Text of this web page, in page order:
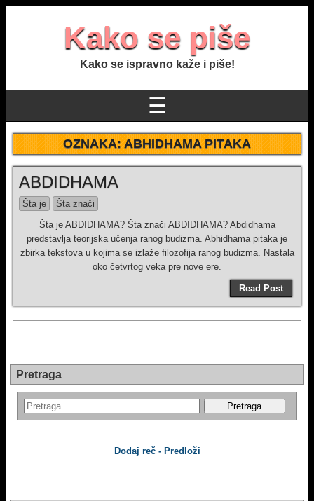
Kako se piše
Kako se ispravno kaže i piše!
☰
OZNAKA:ABHIDHAMA PITAKA
ABDIDHAMA
Šta je
Šta znači
Šta je ABDIDHAMA? Šta znači ABDIDHAMA? Abdidhama
predstavlja teorijska učenja ranog budizma. Abhidhama pitaka je
zbirka tekstova u kojima se izlaže filozofija ranog budizma. Nastala
oko četvrtog veka pre nove ere.
Read Post
Pretraga
Dodaj reč - Predloži